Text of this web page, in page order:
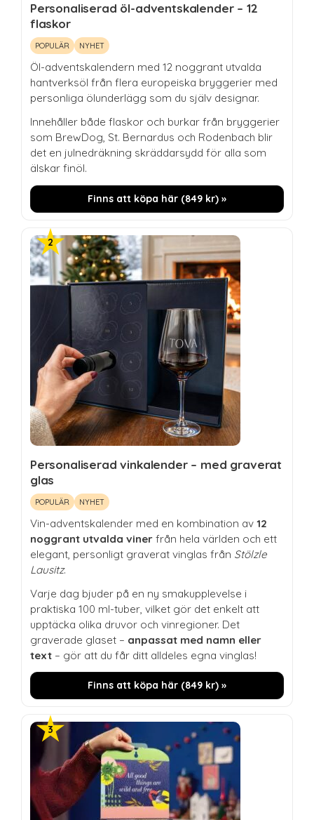
Personaliserad öl-adventskalender – 12
flaskor
POPULÄR NYHET
Öl-adventskalendern med 12 noggrant utvalda
hantverksöl från flera europeiska bryggerier med
personliga ölunderlägg som du själv designar.
Innehåller både flaskor och burkar från bryggerier
som BrewDog, St. Bernardus och Rodenbach blir
det en julnedräkning skräddarsydd för alla som
älskar finöl.
Finns att köpa här (849 kr) »
Personaliserad vinkalender – med graverat
glas
POPULÄR NYHET
Vin-adventskalender med en kombination av 12
noggrant utvalda viner från hela världen och ett
elegant, personligt graverat vinglas från Stölzle
Lausitz.
Varje dag bjuder på en ny smakupplevelse i
praktiska 100 ml-tuber, vilket gör det enkelt att
upptäcka olika druvor och vinregioner. Det
graverade glaset – anpassat med namn eller
text – gör att du får ditt alldeles egna vinglas!
Finns att köpa här (849 kr) »